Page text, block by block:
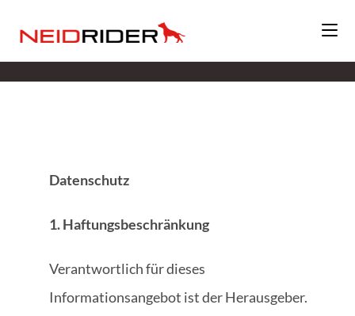
Datenschutz
1. Haftungsbeschränkung
Verantwortlich für dieses
Informationsangebot ist der Herausgeber.